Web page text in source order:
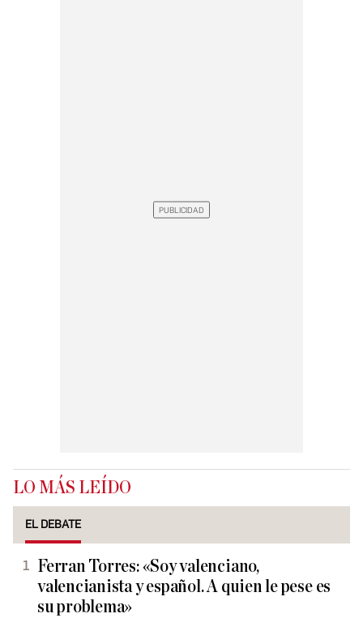
LO MÁS LEÍDO
EL DEBATE
Ferran Torres: «Soy valenciano,
valencianista y español. A quien le pese es
su problema»